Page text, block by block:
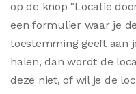
op de knop "Locatie
een formulier waar je
toestemming geeft aan
halen, dan wordt de
deze niet, of wil je de